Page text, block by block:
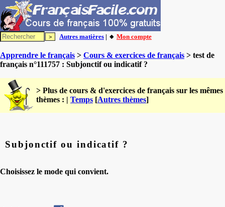
Autres matières | 🔸 Mon compte
Apprendre le français > Cours & exercices de français > test de
français n°111757 : Subjonctif ou indicatif ?
> Plus de cours & d'exercices de français sur les mêmes
thèmes : | Temps [Autres thèmes]
Subjonctif ou indicatif ?
Choisissez le mode qui convient.